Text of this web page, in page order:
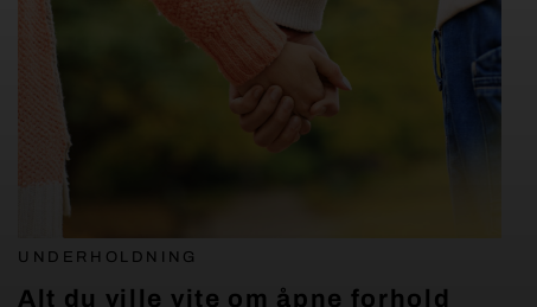
UNDERHOLDNING
Alt du ville vite om åpne forhold